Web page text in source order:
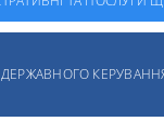
ДЕРЖАВНОГО